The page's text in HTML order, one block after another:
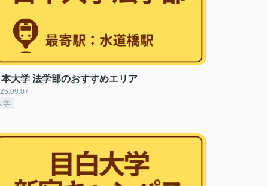
大学 法学部のおすすめエリア
学